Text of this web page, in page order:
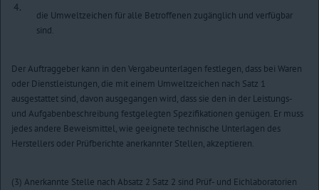
4.
die Umweltzeichen für alle Betroffenen zugänglich und verfügbar
sind.
Der Auftraggeber kann in den Vergabeunterlagen festlegen, dass bei Waren
oder Dienstleistungen, die mit einem Umweltzeichen nach Satz 1
ausgestattet sind, davon ausgegangen wird, dass sie den in der Leistungs-
und Aufgabenbeschreibung festgelegten Spezifikationen genügen. Er muss
jedes andere Beweismittel, wie geeignete technische Unterlagen des
Herstellers oder Prüfberichte anerkannter Stellen, akzeptieren.
(3) Anerkannte Stelle nach Absatz 2 Satz 2 sind Prüf- und Eichlaboratorien